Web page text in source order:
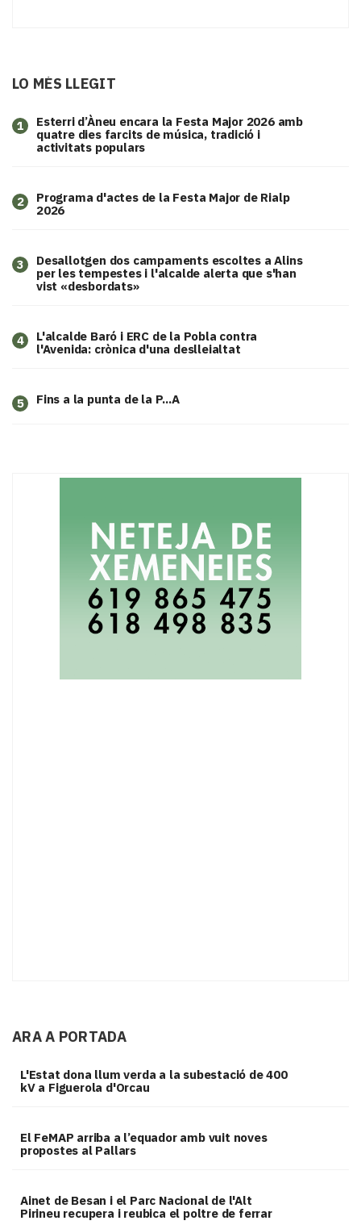
LO MÉS LLEGIT
1
Esterri d’Àneu encara la Festa Major 2026 amb
quatre dies farcits de música, tradició i
activitats populars
2
Programa d'actes de la Festa Major de Rialp
2026
3
​Desallotgen dos campaments escoltes a Alins
per les tempestes i l'alcalde alerta que s'han
vist «desbordats»
4
L'alcalde Baró i ERC de la Pobla contra
l'Avenida: crònica d'una deslleialtat
5 Fins a la punta de la P...A
ARA A PORTADA
L'Estat dona llum verda a la subestació de 400
kV a Figuerola d'Orcau
El FeMAP arriba a l’equador amb vuit noves
propostes al Pallars
Ainet de Besan i el Parc Nacional de l'Alt
Pirineu recupera i reubica el poltre de ferrar